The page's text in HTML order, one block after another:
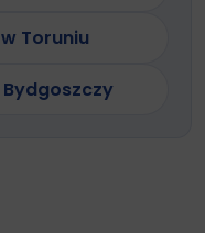
Toruniu
Bydgoszczy